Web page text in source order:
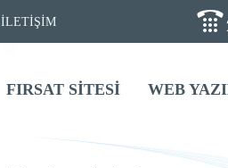
İLETİŞİM
FIRSAT SİTESİ
WEB